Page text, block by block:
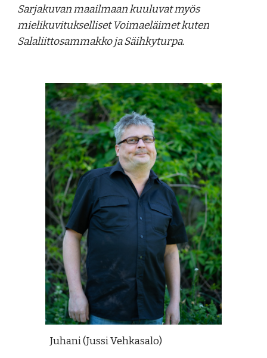
Sarjakuvan maailmaan kuuluvat myös
mielikuvitukselliset Voimaeläimet kuten
Salaliittosammakko ja Säihkyturpa.
Juhani (Jussi Vehkasalo)